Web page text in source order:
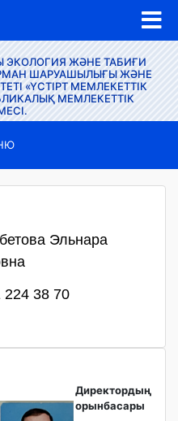
ЭКОЛОГИЯ ЖӘНЕ ТАБИҒИ
ШАРУАШЫЛЫҒЫ ЖӘНЕ
«ҮСТІРТ МЕМЛЕКЕТТІК
МЕМЛЕКЕТТІК
Эльнара
224 38 70
Директордың
орынбасары